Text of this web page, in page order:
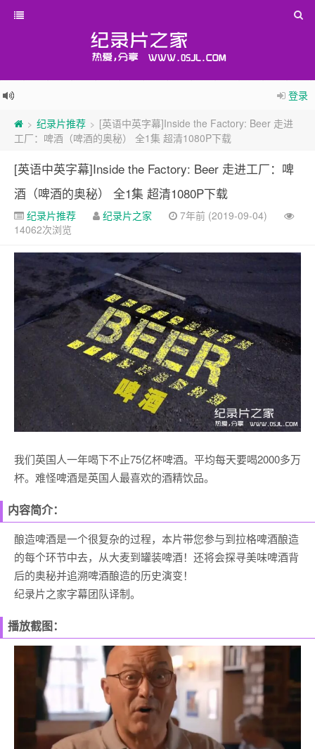
登录
> 纪录片推荐 > [英语中英字幕]Inside the Factory: Beer 走进
工厂：啤酒（啤酒的奥秘） 全1集 超清1080P下载
[英语中英字幕]Inside the Factory: Beer 走进工厂：啤
酒（啤酒的奥秘） 全1集 超清1080P下载
纪录片推荐 纪录片之家
7年前 (2019-09-04)
14062次浏览
我们英国人一年喝下不止75亿杯啤酒。平均每天要喝2000多万
杯。难怪啤酒是英国人最喜欢的酒精饮品。
内容简介：
酿造啤酒是一个很复杂的过程，本片带您参与到拉格啤酒酿造
的每个环节中去，从大麦到罐装啤酒！还将会探寻美味啤酒背
后的奥秘并追溯啤酒酿造的历史演变！
纪录片之家字幕团队译制。
播放截图：